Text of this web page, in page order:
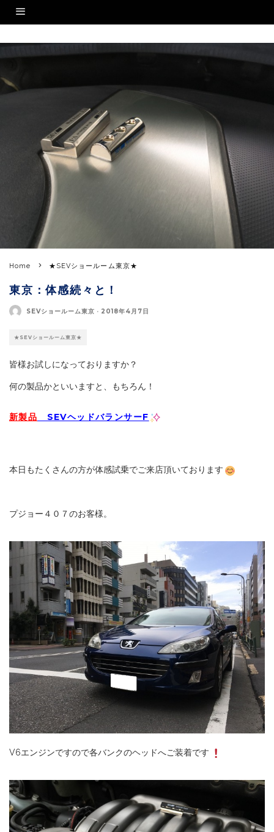
Home ★SEVショールーム東京★
東京：体感続々と！
SEVショールーム東京 · 2018年4月7日
★SEVショールーム東京★
皆様お試しになっておりますか？
何の製品かといいますと、もちろん！
新製品 SEVヘッドバランサーF
本日もたくさんの方が体感試乗でご来店頂いております
プジョー４０７のお客様。
V6エンジンですので各バンクのヘッドへご装着です